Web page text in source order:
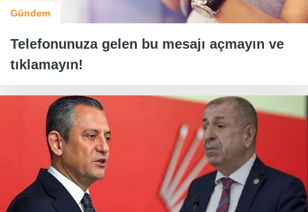
Gündem
Telefonunuza gelen bu mesajı açmayın ve
tıklamayın!